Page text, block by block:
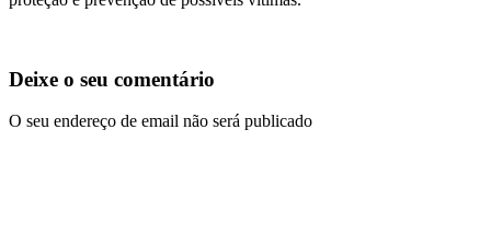
Deixe o seu comentário
O seu endereço de email não será publicado